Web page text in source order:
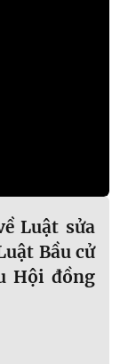
Luật sửa
Bầu cử
Hội đồng